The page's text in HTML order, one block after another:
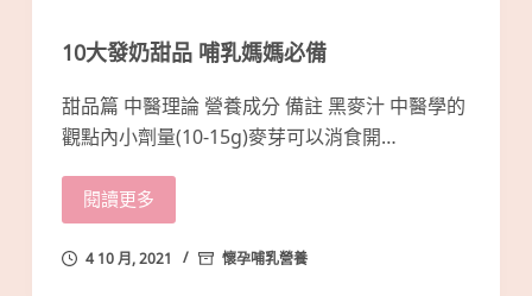
10大發奶甜品 哺乳媽媽必備
甜品篇 中醫理論 營養成分 備註 黑麥汁 中醫學的
觀點內小劑量(10-15g)麥芽可以消食開…
閱讀更多
4 10 月, 2021 懷孕哺乳營養